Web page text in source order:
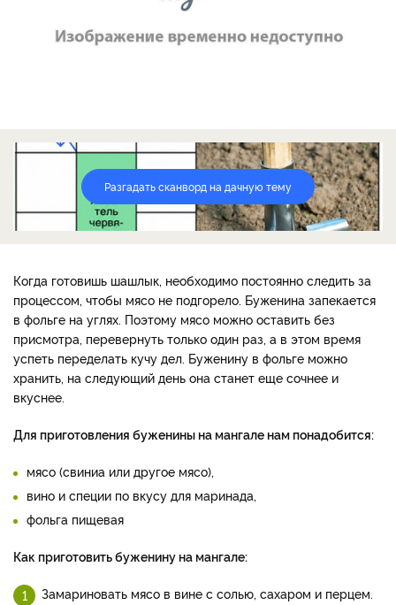
Разгадать сканворд на дачную тему
Когда готовишь шашлык, необходимо постоянно следить за
процессом, чтобы мясо не подгорело. Буженина запекается
в фольге на углях. Поэтому мясо можно оставить без
присмотра, перевернуть только один раз, а в этом время
успеть переделать кучу дел. Буженину в фольге можно
хранить, на следующий день она станет еще сочнее и
вкуснее.
Для приготовления буженины на мангале нам понадобится:
мясо (свиниа или другое мясо),
вино и специи по вкусу для маринада,
фольга пищевая
Как приготовить буженину на мангале:
Замариновать мясо в вине с солью, сахаром и перцем.